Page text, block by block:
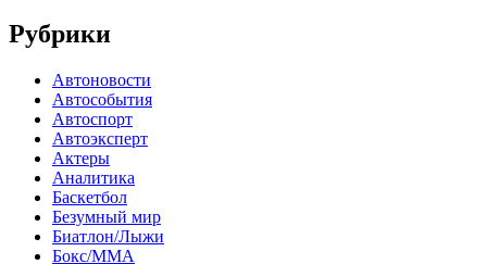
Рубрики
Автоновости
Автособытия
Автоспорт
Автоэксперт
Актеры
Аналитика
Баскетбол
Безумный мир
Биатлон/Лыжи
Бокс/MMA